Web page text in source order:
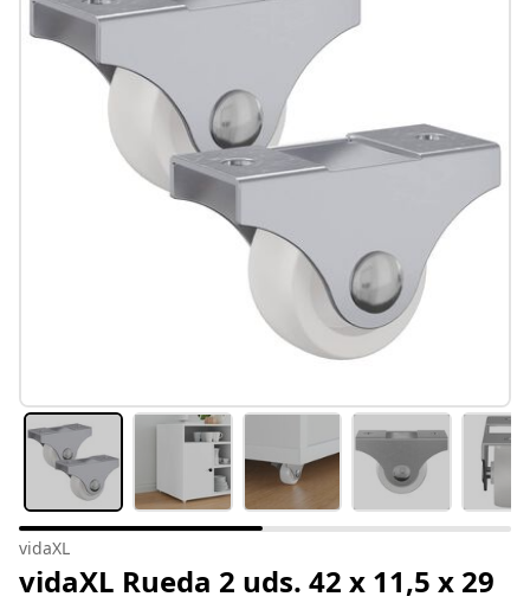
#sharemevidaxl
vidaXL
vidaXL Rueda 2 uds. 42 x 11,5 x 29